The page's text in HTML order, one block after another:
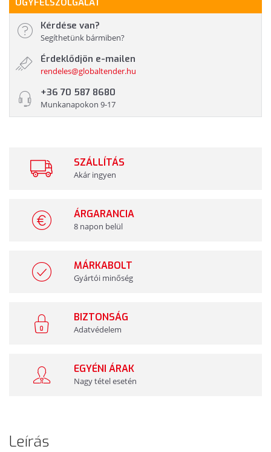
ÜGYFÉLSZOLGÁLAT
Kérdése van?
Segíthetünk bármiben?
Érdeklődjön e-mailen
rendeles@globaltender.hu
+36 70 587 8680
Munkanapokon 9-17
SZÁLLÍTÁS
Akár ingyen
ÁRGARANCIA
8 napon belül
MÁRKABOLT
Gyártói minőség
BIZTONSÁG
Adatvédelem
EGYÉNI ÁRAK
Nagy tétel esetén
Leírás